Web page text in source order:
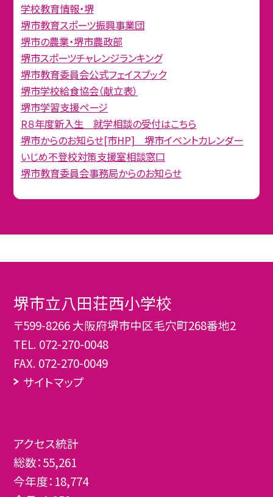
学校教育情報・堺
堺市教育スポーツ振興事業団
堺市の農業・堺市農政部
堺市スポーツチャレンジランキング
堺市教育委員会公式フェイスブック
堺市学校給食協会（献立表）
堺市学習支援ページ
R８年度新入生 就学相談の受付はこちら
堺市からのお知らせ[市HP] 堺市イベントカレンダー
いじめ不登校対策支援室相談窓口
堺市教育委員会事務局からのお知らせ
堺市立八田荘西小学校
〒599-8266 大阪府堺市中区毛穴町268番地2
TEL. 072-270-0048
FAX. 072-270-0049
サイトマップ
アクセス統計
総数：55,261
今年度： 18,774